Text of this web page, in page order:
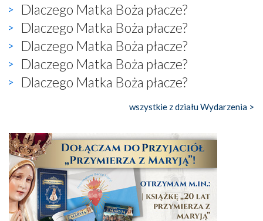
Dlaczego Matka Boża płacze?
Dlaczego Matka Boża płacze?
Dlaczego Matka Boża płacze?
Dlaczego Matka Boża płacze?
Dlaczego Matka Boża płacze?
wszystkie z działu Wydarzenia >